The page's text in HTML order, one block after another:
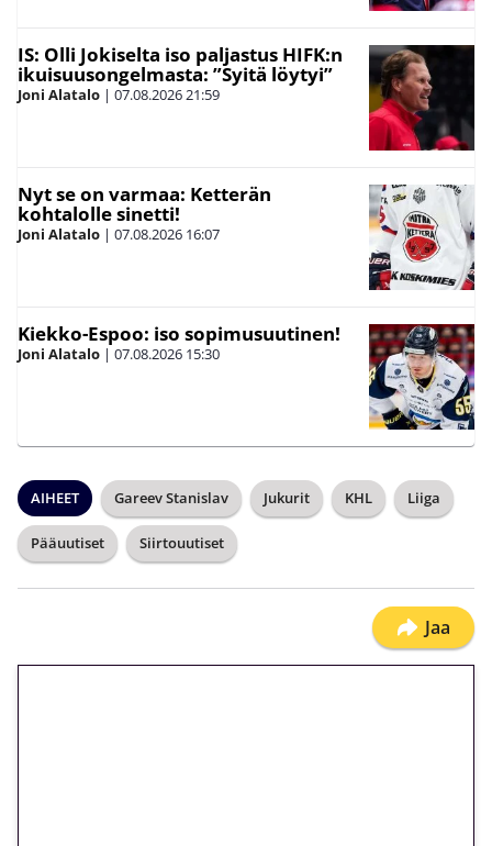
IS: Olli Jokiselta iso paljastus HIFK:n
ikuisuusongelmasta: ”Syitä löytyi”
Joni Alatalo | 07.08.202621:59
Nyt se on varmaa: Ketterän
kohtalolle sinetti!
Joni Alatalo | 07.08.2026 16:07
Kiekko-Espoo: iso sopimusuutinen!
Joni Alatalo | 07.08.2026 15:30
AIHEET Gareev Stanislav Jukurit KHL Liiga
Pääuutiset Siirtouutiset
Jaa